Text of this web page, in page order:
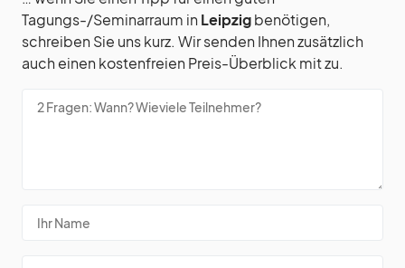
Tagungs-/Seminarraum in Leipzigbenötigen,
schreiben Sie uns kurz. Wir senden Ihnen zusätzlich
auch einen kostenfreien Preis-Überblick mit zu.